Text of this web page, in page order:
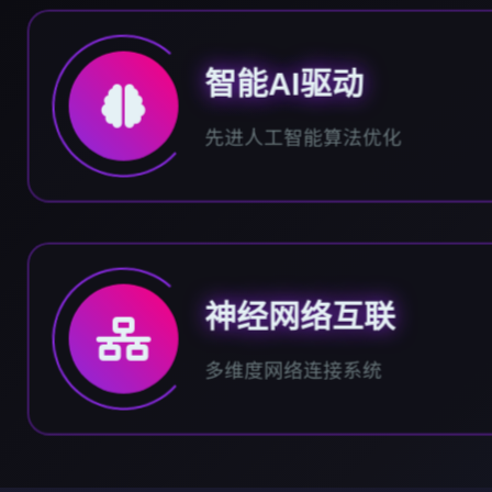
智能AI驱动
先进人工智能算法优化
神经网络互联
多维度网络连接系统